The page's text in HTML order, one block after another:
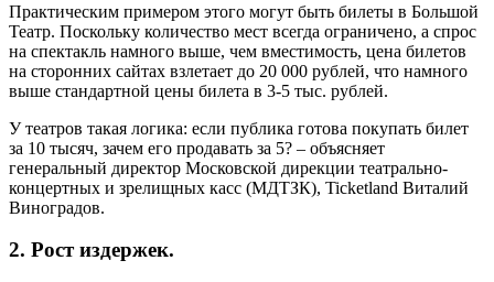
Практическим примером этого могут быть билеты в Большой
Театр. Поскольку количество мест всегда ограничено, а спрос
на спектакль намного выше, чем вместимость, цена билетов
на сторонних сайтах взлетает до 20 000 рублей, что намного
выше стандартной цены билета в 3-5 тыс. рублей.
У театров такая логика: если публика готова покупать билет
за 10 тысяч, зачем его продавать за 5? – объясняет
генеральный директор Московской дирекции театрально-
концертных и зрелищных касс (МДТЗК), Ticketland Виталий
Виноградов.
2. Рост издержек.